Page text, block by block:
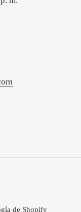
de Shopify